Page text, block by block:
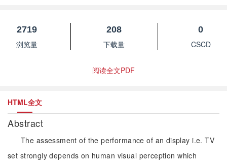
2719
浏览量
208
下载量
0
CSCD
阅读全文PDF
HTML全文
Abstract
The assessment of the performance of an display i.e. TV
set strongly depends on human visual perception which